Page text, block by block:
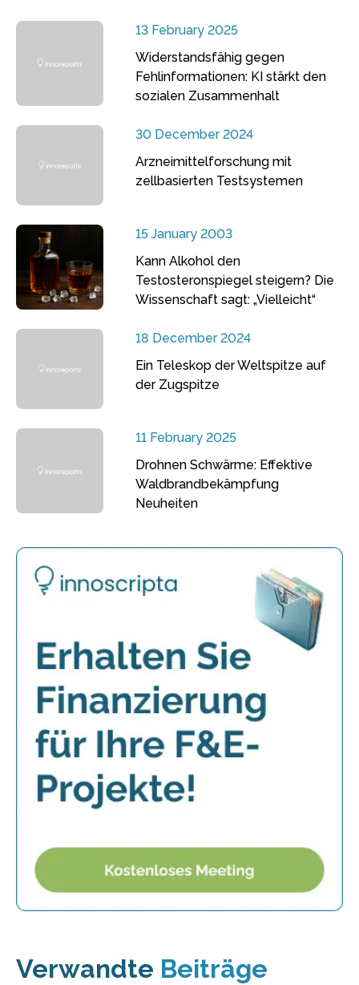
13 February 2025
Widerstandsfähig gegen
Fehlinformationen: KI stärkt den
sozialen Zusammenhalt
30 December 2024
Arzneimittelforschung mit
zellbasierten Testsystemen
15 January 2003
Kann Alkohol den
Testosteronspiegel steigern? Die
Wissenschaft sagt: „Vielleicht“
18 December 2024
Ein Teleskop der Weltspitze auf
der Zugspitze
11 February 2025
Drohnen Schwärme: Effektive
Waldbrandbekämpfung
Neuheiten
Verwandte Beiträge